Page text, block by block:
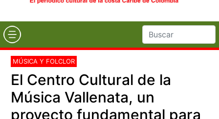
MÚSICA Y FOLCLOR
El Centro Cultural de la
Música Vallenata, un
proyecto fundamental para